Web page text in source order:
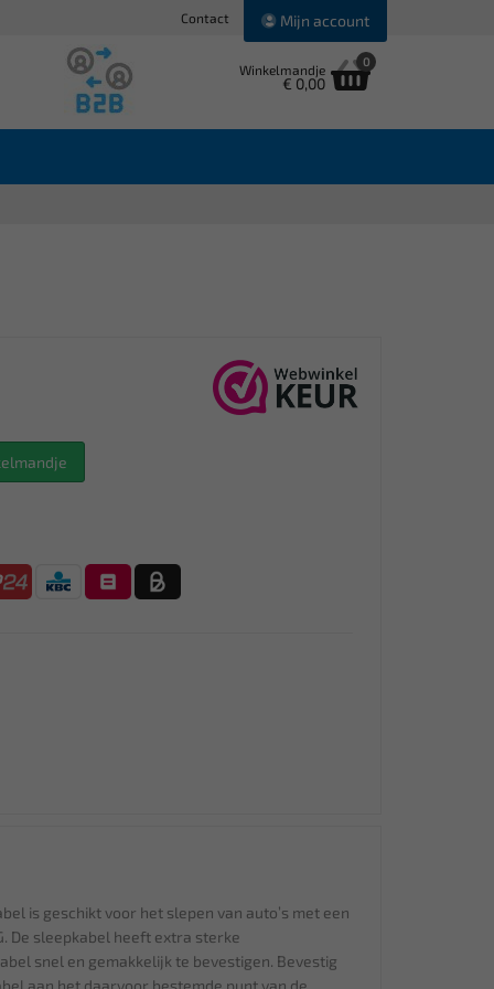
Contact Mijn account
Winkelmandje
€ 0,00
0
is geschikt voor het slepen van auto’s met een
De sleepkabel heeft extra sterke
snel en gemakkelijk te bevestigen. Bevestig
aan het daarvoor bestemde punt van de